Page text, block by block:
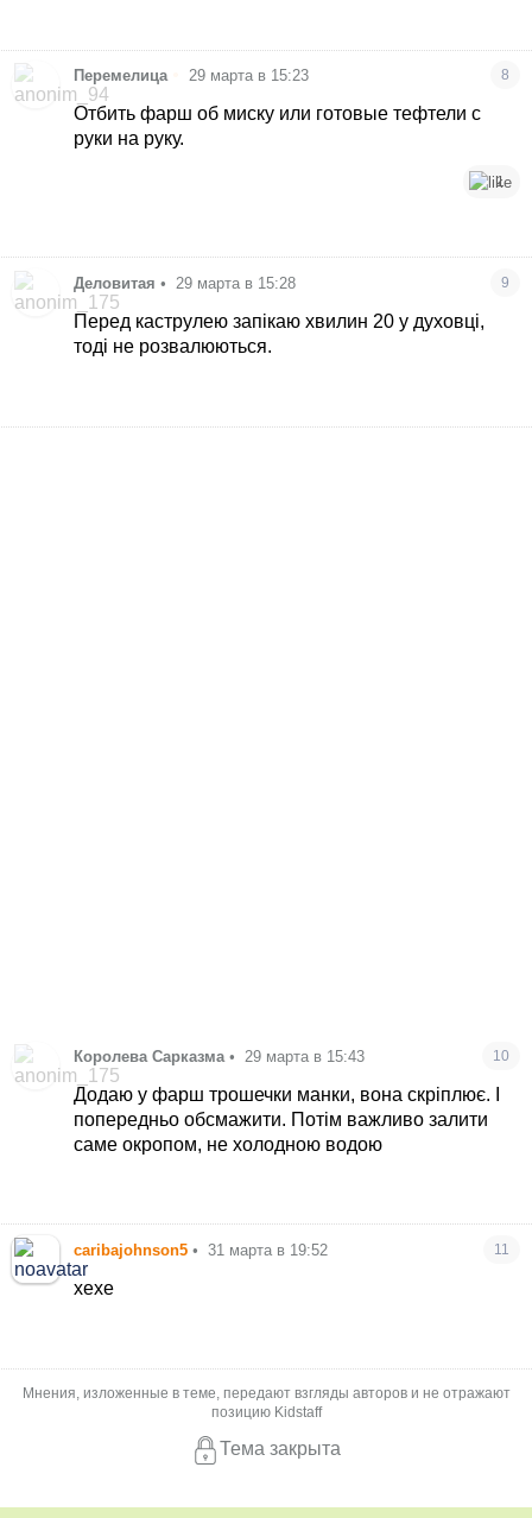
Перемелица 29 марта в 15:23 8
Отбить фарш об миску или готовые тефтели с
руки на руку.
1
Деловитая • 29 марта в 15:28 9
Перед каструлею запікаю хвилин 20 у духовці,
тоді не розвалюються.
Королева Сарказма • 29 марта в 15:43 10
Додаю у фарш трошечки манки, вона скріплює. І
попередньо обсмажити. Потім важливо залити
саме окропом, не холодною водою
caribajohnson5 • 31 марта в 19:52 11
хехе
Мнения, изложенные в теме, передают взгляды авторов и не отражают
позицию Kidstaff
Тема закрыта